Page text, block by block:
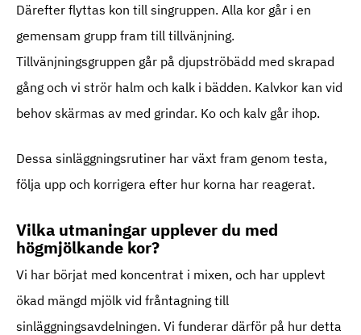
Därefter flyttas kon till singruppen. Alla kor går i en
gemensam grupp fram till tillvänjning.
Tillvänjningsgruppen går på djupströbädd med skrapad
gång och vi strör halm och kalk i bädden. Kalvkor kan vid
behov skärmas av med grindar. Ko och kalv går ihop.
Dessa sinläggningsrutiner har växt fram genom testa,
följa upp och korrigera efter hur korna har reagerat.
Vilka utmaningar upplever du med
högmjölkande kor?
Vi har börjat med koncentrat i mixen, och har upplevt
ökad mängd mjölk vid fråntagning till
sinläggningsavdelningen. Vi funderar därför på hur detta